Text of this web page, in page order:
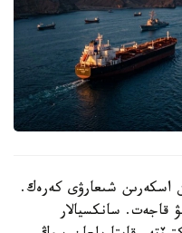
اسكەرىن شىعارۋى كەرەك.
قاجەت. سانكسيالار